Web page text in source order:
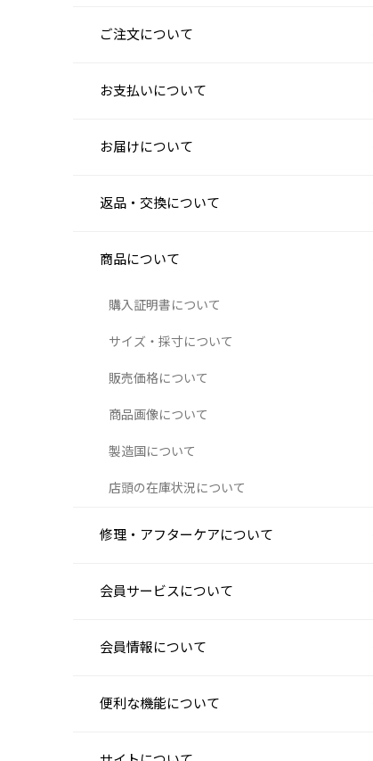
ご注文について
お支払いについて
お届けについて
返品・交換について
商品について
購入証明書について
サイズ・採寸について
販売価格について
商品画像について
製造国について
店頭の在庫状況について
修理・アフターケアについて
会員サービスについて
会員情報について
便利な機能について